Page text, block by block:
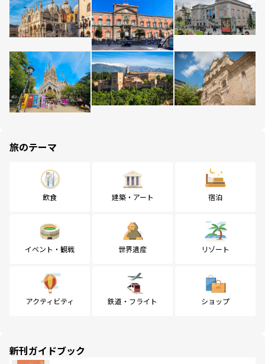
旅のテーマ
飲食 建築・アート 宿泊
イベント・観戦 世界遺産 リゾート
アクティビティ 鉄道・フライト ショップ
新刊ガイドブック